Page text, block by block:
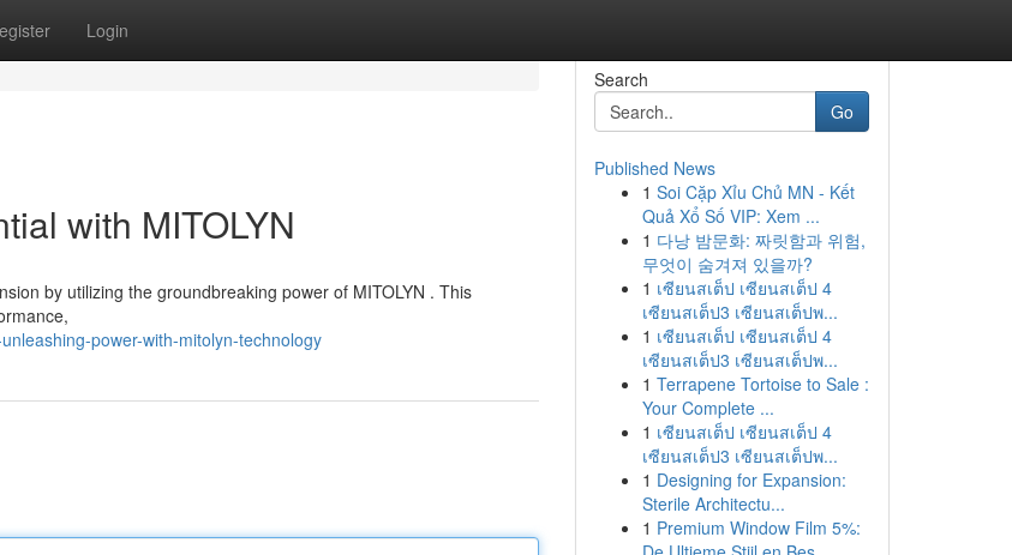
Login
with MITOLYN
by utilizing the groundbreaking power of MITOLYN . This
power-with-mitolyn-technology
Search
Go
Published News
1 Soi Cặp Xỉu Chủ MN - Kết
Quả Xổ Số VIP: Xem ...
1 다낭 밤문화: 짜릿함과 위험,
무엇이 숨겨져 있을까?
1 เซียนสเต็ป เซียนสเต็ป 4
เซียนสเต็ป3 เซียนสเต็ปพ...
1 เซียนสเต็ป เซียนสเต็ป 4
เซียนสเต็ป3 เซียนสเต็ปพ...
1 Terrapene Tortoise to Sale :
Your Complete ...
1 เซียนสเต็ป เซียนสเต็ป 4
เซียนสเต็ป3 เซียนสเต็ปพ...
1 Designing for Expansion:
Sterile Architectu...
1 Premium Window Film 5%: